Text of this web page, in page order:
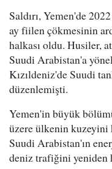
Saldırı, Yemen'de
ay fiilen çökmesinin
halkası oldu. Husiler,
Suudi Arabistan'a
Kızıldeniz'de Suudi
düzenlemişti.
Yemen'in büyük
üzere ülkenin kuzeyini
Suudi Arabistan'ın
deniz trafiğini yeniden